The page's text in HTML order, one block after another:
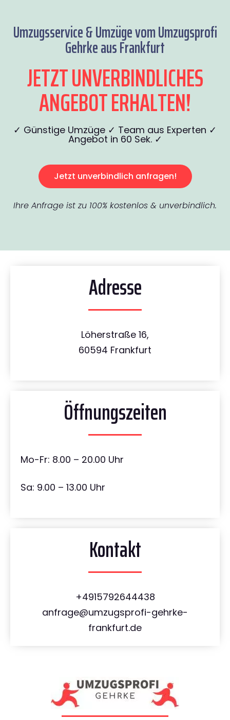
Umzugsservice & Umzüge vom Umzugsprofi
Gehrke aus Frankfurt
JETZT UNVERBINDLICHES
ANGEBOT ERHALTEN!
✓ Günstige Umzüge ✓ Team aus Experten ✓
Angebot in 60 Sek. ✓
Jetzt unverbindlich anfragen!
Ihre Anfrage ist zu 100% kostenlos & unverbindlich.
Adresse
Löherstraße 16,
60594 Frankfurt
Öffnungszeiten
Mo-Fr: 8.00 – 20.00 Uhr
Sa: 9.00 – 13.00 Uhr
Kontakt
+4915792644438
anfrage@umzugsprofi-gehrke-
frankfurt.de